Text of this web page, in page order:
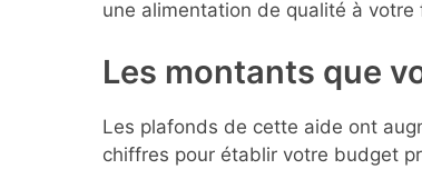
une alimentation de qualité à
Les montants que
Les plafonds de cette aide ont
chiffres pour établir votre budget